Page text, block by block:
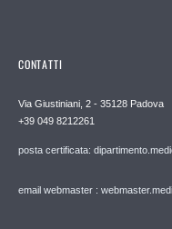
CONTATTI
Via Giustiniani, 2 - 35128 Padova
+39 049 8212261
posta certificata:
email webmaster :